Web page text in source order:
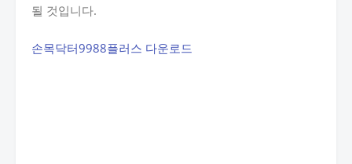
될 것입니다.
손목닥터9988플러스 다운로드